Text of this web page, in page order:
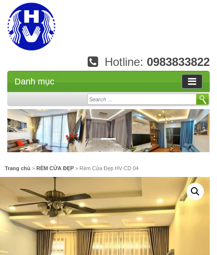
Hotline: 0983833822
Danh mục
Search
Trang chủ > RÈM CỬA ĐẸP > Rèm Cửa Đẹp HV CD 04